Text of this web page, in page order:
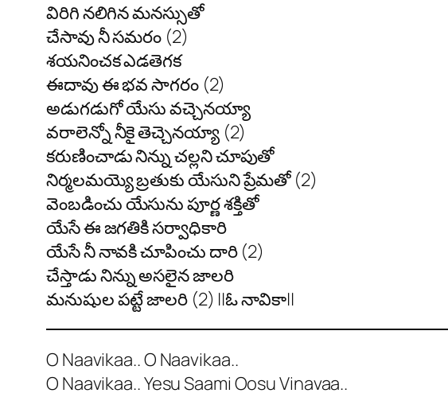
విరిగి నలిగిన మనస్సుతో
చేసావు నీ సమరం (2)
శయనించక ఎడతెగక
ఈదావు ఈ భవ సాగరం (2)
అడుగడుగో యేసు వచ్చెనయ్యా
వరాలెన్నో నీకై తెచ్చెనయ్యా (2)
కరుణించాడు నిన్ను చల్లని చూపుతో
నిర్మలమయ్యె బ్రతుకు యేసుని ప్రేమతో (2)
వెంబడించు యేసును పూర్ణ శక్తితో
యేసే ఈ జగతికి సర్వాధికారి
యేసే నీ నావకి చూపించు దారి (2)
చేస్తాడు నిన్ను అసలైన జాలరి
మనుషుల పట్టే జాలరి (2) ||ఓ నావికా||
O Naavikaa.. O Naavikaa..
O Naavikaa.. Yesu Saami Oosu Vinavaa..